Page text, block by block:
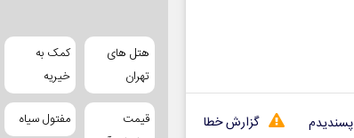
گزارش خطا پسندیدم
هتل های
تهران
کمک به
خیریه
قیمت
مفتول سیاه